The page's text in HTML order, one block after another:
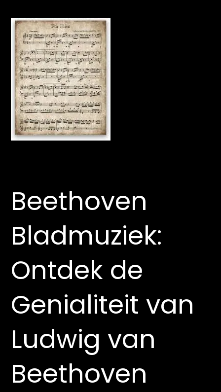
Beethoven
Bladmuziek:
Ontdek de
Genialiteit van
Ludwig van
Beethoven